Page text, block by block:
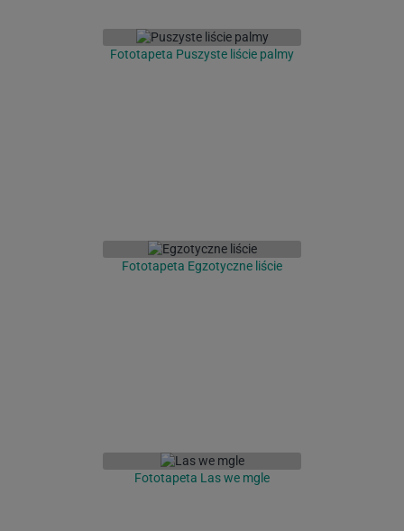
Fototapeta Puszyste liście palmy
Fototapeta Egzotyczne liście
Fototapeta Las we mgle